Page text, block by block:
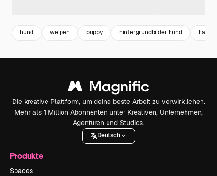
hund welpen puppy hintergrundbilder hund
Die kreative Plattform, um deine beste Arbeit zu verwirklichen.
Mehr als 1 Million Abonnenten unter Kreativen, Unternehmen,
Agenturen und Studios.
Deutsch
Produkte
Spaces